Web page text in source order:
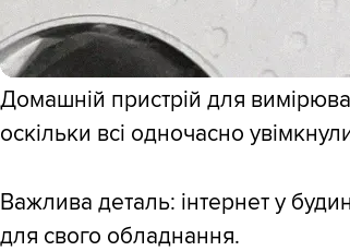
Домашній пристрій для
оскільки всі одночасно
Важлива деталь: інтернет у
для свого обладнання.